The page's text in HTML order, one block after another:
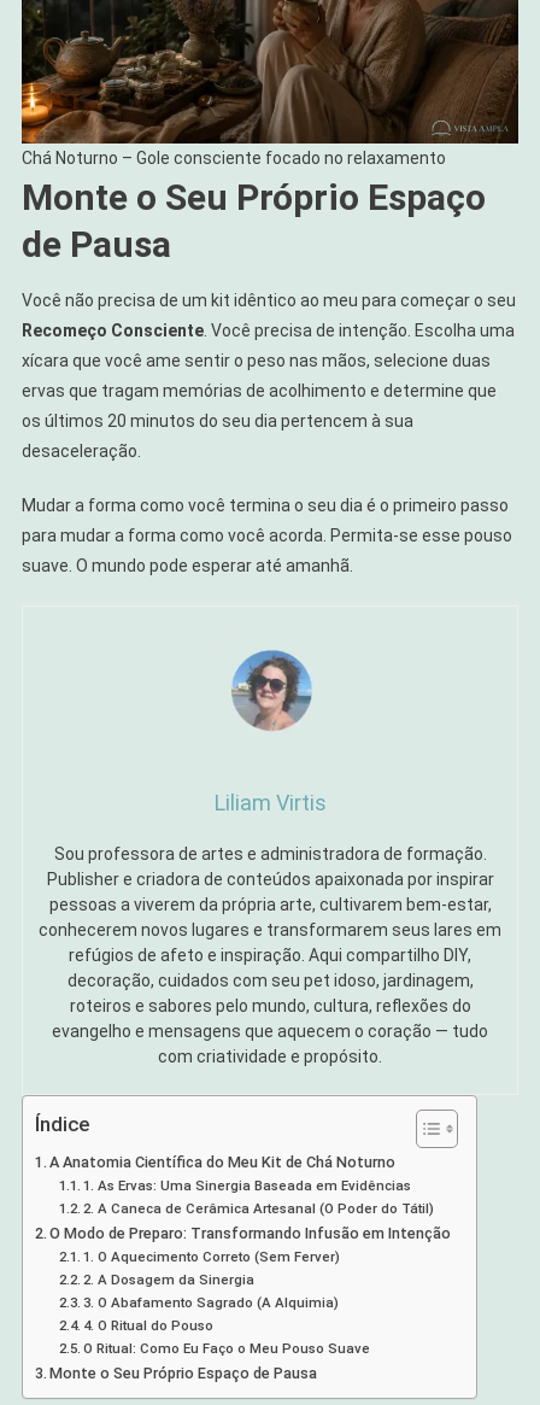
Chá Noturno – Gole consciente focado no relaxamento
Monte o Seu Próprio Espaço
de Pausa
Você não precisa de um kit idêntico ao meu para começar o seu
Recomeço Consciente. Você precisa de intenção. Escolha uma
xícara que você ame sentir o peso nas mãos, selecione duas
ervas que tragam memórias de acolhimento e determine que
os últimos 20 minutos do seu dia pertencem à sua
desaceleração.
Mudar a forma como você termina o seu dia é o primeiro passo
para mudar a forma como você acorda. Permita-se esse pouso
suave. O mundo pode esperar até amanhã.
Liliam Virtis
Sou professora de artes e administradora de formação.
Publisher e criadora de conteúdos apaixonada por inspirar
pessoas a viverem da própria arte, cultivarem bem-estar,
conhecerem novos lugares e transformarem seus lares em
refúgios de afeto e inspiração. Aqui compartilho DIY,
decoração, cuidados com seu pet idoso, jardinagem,
roteiros e sabores pelo mundo, cultura, reflexões do
evangelho e mensagens que aquecem o coração — tudo
com criatividade e propósito.
Índice
A Anatomia Científica do Meu Kit de Chá Noturno
1. As Ervas: Uma Sinergia Baseada em Evidências
2. A Caneca de Cerâmica Artesanal (O Poder do Tátil)
O Modo de Preparo: Transformando Infusão em Intenção
1. O Aquecimento Correto (Sem Ferver)
2. A Dosagem da Sinergia
3. O Abafamento Sagrado (A Alquimia)
4. O Ritual do Pouso
O Ritual: Como Eu Faço o Meu Pouso Suave
Monte o Seu Próprio Espaço de Pausa